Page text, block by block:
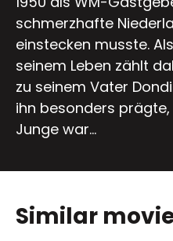
schmerzhafte
einstecken musste.
seinem Leben zählt
zu seinem Vater
ihn besonders
Junge war...
Similar